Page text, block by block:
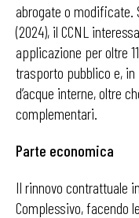
abrogate o modificate.
(2024), il CCNL
applicazione per oltre
trasporto pubblico e,
d’acque interne, oltre
complementari.
Parte economica
Il rinnovo contrattuale
Complessivo, facendo